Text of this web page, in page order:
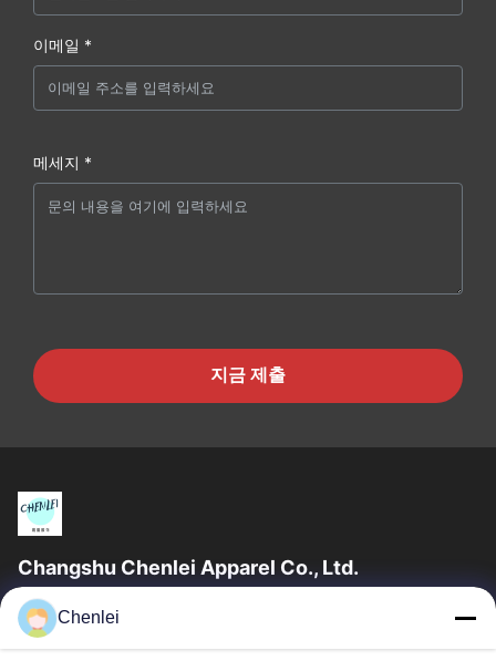
이메일 *
메세지 *
지금 제출
Changshu Chenlei Apparel Co., Ltd.
창수 천레이 의류 유한 공사우리 공장은 2011년 상하이 공항에서
90km 떨어진 장쑤성 쑤저우시에 설립되었으며, 200명 이상의 근
Chenlei